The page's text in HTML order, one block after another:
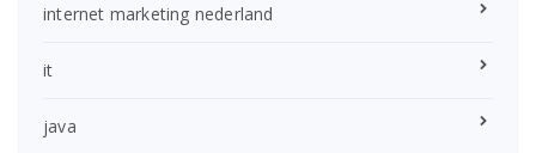
internet marketing nederland
it
java